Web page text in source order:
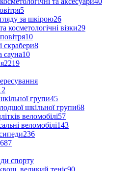
5
за шкірою26
косметологічні візки29
10
скрабери8
сауна10
2219
групи45
шкільної групи68
веломобілі57
веломобілі143
236
687
спорту
великий теніс90